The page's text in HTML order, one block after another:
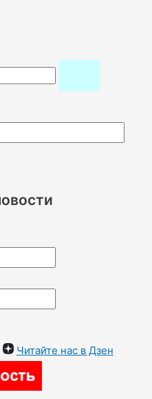
Читайте нас в Дзен